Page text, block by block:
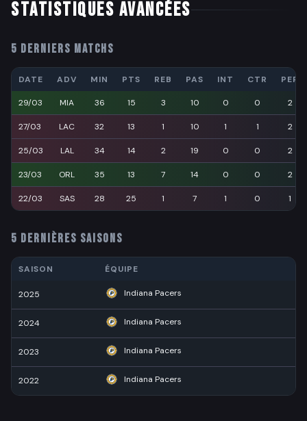
STATISTIQUES AVANCÉES
5 DERNIERS MATCHS
DATE ADV MIN PTS REB PAS INT CTR PER
29/03 MIA 36 15 3 10 0 0 2
27/03 LAC 32 13 1 10 1 1 2
25/03 LAL 34 14 2 19 0 0 2
23/03 ORL 35 13 7 14 0 0 2
22/03 SAS 28 25 1 7 1 0 1
5 DERNIÈRES SAISONS
SAISON ÉQUIPE
2025 Indiana Pacers
2024 Indiana Pacers
2023 Indiana Pacers
2022 Indiana Pacers